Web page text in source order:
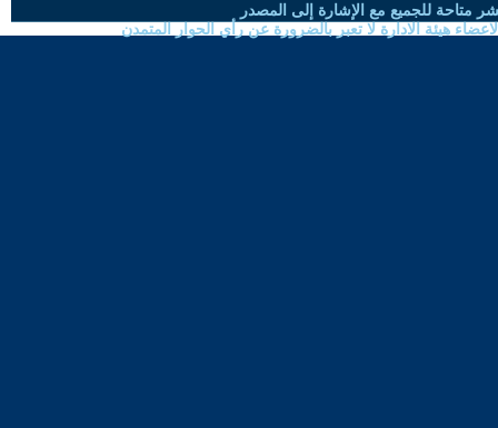
متاحة للجميع مع الإشارة إلى المصدر
هيئة الادارة لا تعبر بالضرورة عن رأي الحوار المتمدن